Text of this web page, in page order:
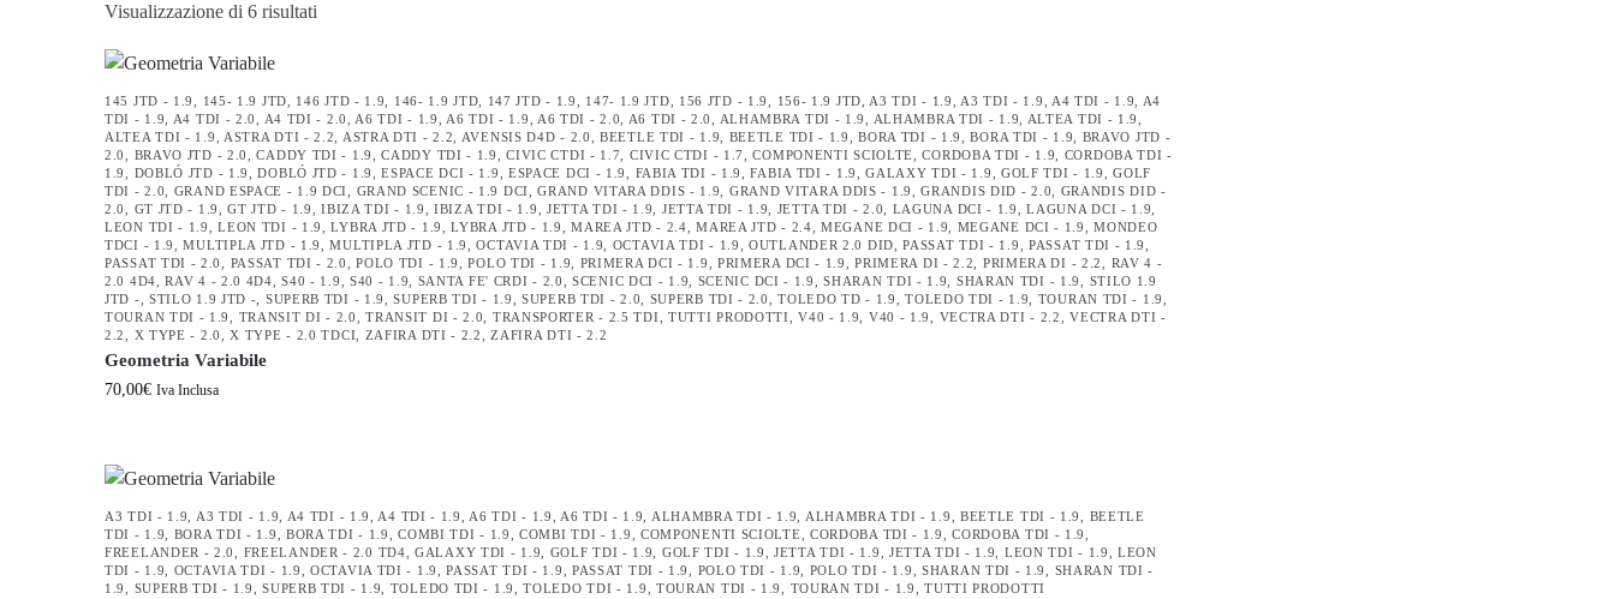
Visualizzazione di 6 risultati
145 JTD - 1.9, 145- 1.9 JTD, 146 JTD - 1.9, 146- 1.9 JTD, 147 JTD - 1.9, 147- 1.9 JTD, 156 JTD - 1.9, 156- 1.9 JTD,A3 TDI - 1.9,A3 TDI - 1.9, A4 TDI - 1.9, A4
TDI - 1.9, A4 TDI - 2.0, A4 TDI - 2.0,A6 TDI - 1.9,A6 TDI - 1.9, A6 TDI - 2.0, A6 TDI - 2.0, ALHAMBRA TDI - 1.9, ALHAMBRA TDI - 1.9, ALTEA TDI - 1.9,
ALTEA TDI - 1.9, ASTRA DTI - 2.2, ASTRA DTI - 2.2, AVENSIS D4D - 2.0,BEETLE TDI - 1.9, BEETLE TDI - 1.9,BORA TDI - 1.9,BORA TDI - 1.9, BRAVO JTD -
2.0, BRAVO JTD - 2.0,CADDY TDI - 1.9,CADDY TDI - 1.9,CIVIC CTDI - 1.7, CIVIC CTDI - 1.7,COMPONENTI SCIOLTE,CORDOBA TDI - 1.9, CORDOBA TDI -
1.9, DOBLÓ JTD - 1.9,DOBLÓ JTD - 1.9,ESPACE DCI - 1.9, ESPACE DCI - 1.9, FABIA TDI - 1.9,FABIA TDI - 1.9,GALAXY TDI - 1.9, GOLF TDI - 1.9,GOLF
TDI - 2.0, GRAND ESPACE - 1.9 DCI, GRAND SCENIC - 1.9 DCI,GRAND VITARA DDIS - 1.9, GRAND VITARA DDIS - 1.9,GRANDIS DID - 2.0, GRANDIS DID -
2.0, GT JTD - 1.9,GT JTD - 1.9,IBIZA TDI - 1.9,IBIZA TDI - 1.9, JETTA TDI - 1.9, JETTA TDI - 1.9, JETTA TDI - 2.0, LAGUNA DCI - 1.9,LAGUNA DCI - 1.9,
LEON TDI - 1.9,LEON TDI - 1.9,LYBRA JTD - 1.9,LYBRA JTD - 1.9,MAREA JTD - 2.4,MAREA JTD - 2.4,MEGANE DCI - 1.9, MEGANE DCI - 1.9,MONDEO
TDCI - 1.9,MULTIPLA JTD - 1.9,MULTIPLA JTD - 1.9,OCTAVIA TDI - 1.9, OCTAVIA TDI - 1.9,OUTLANDER 2.0 DID,PASSAT TDI - 1.9, PASSAT TDI - 1.9,
PASSAT TDI - 2.0, PASSAT TDI - 2.0,POLO TDI - 1.9,POLO TDI - 1.9, PRIMERA DCI - 1.9, PRIMERA DCI - 1.9,PRIMERA DI - 2.2, PRIMERA DI - 2.2, RAV 4 -
2.0 4D4,RAV 4 - 2.0 4D4,S40 - 1.9, S40 - 1.9, SANTA FE' CRDI - 2.0,SCENIC DCI - 1.9, SCENIC DCI - 1.9,SHARAN TDI - 1.9, SHARAN TDI - 1.9, STILO 1.9
JTD -, STILO 1.9 JTD -, SUPERB TDI - 1.9,SUPERB TDI - 1.9,SUPERB TDI - 2.0, SUPERB TDI - 2.0,TOLEDO TD - 1.9,TOLEDO TDI - 1.9, TOURAN TDI - 1.9,
TOURAN TDI - 1.9, TRANSIT DI - 2.0,TRANSIT DI - 2.0, TRANSPORTER - 2.5 TDI, TUTTI PRODOTTI,V40 - 1.9, V40 - 1.9, VECTRA DTI - 2.2,VECTRA DTI -
2.2, X TYPE - 2.0,X TYPE - 2.0 TDCI, ZAFIRA DTI - 2.2,ZAFIRA DTI - 2.2
Geometria Variabile
70,00€ Iva Inclusa
A3 TDI - 1.9, A3 TDI - 1.9, A4 TDI - 1.9,A4 TDI - 1.9,A6 TDI - 1.9,A6 TDI - 1.9, ALHAMBRA TDI - 1.9, ALHAMBRA TDI - 1.9, BEETLE TDI - 1.9, BEETLE
TDI - 1.9, BORA TDI - 1.9, BORA TDI - 1.9,COMBI TDI - 1.9,COMBI TDI - 1.9, COMPONENTI SCIOLTE, CORDOBA TDI - 1.9,CORDOBA TDI - 1.9,
FREELANDER - 2.0, FREELANDER - 2.0 TD4,GALAXY TDI - 1.9, GOLF TDI - 1.9, GOLF TDI - 1.9,JETTA TDI - 1.9, JETTA TDI - 1.9, LEON TDI - 1.9,LEON
TDI - 1.9, OCTAVIA TDI - 1.9,OCTAVIA TDI - 1.9,PASSAT TDI - 1.9, PASSAT TDI - 1.9, POLO TDI - 1.9, POLO TDI - 1.9, SHARAN TDI - 1.9, SHARAN TDI -
1.9, SUPERB TDI - 1.9,SUPERB TDI - 1.9, TOLEDO TDI - 1.9,TOLEDO TDI - 1.9, TOURAN TDI - 1.9, TOURAN TDI - 1.9,TUTTI PRODOTTI